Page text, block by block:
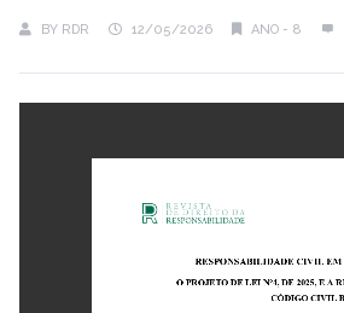
BY RDR 12/05/2026 ANO - 8